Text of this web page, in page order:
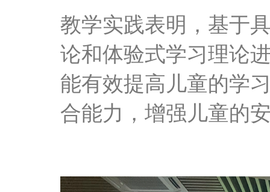
教学实践表明，基于
论和体验式学习理论
能有效提高儿童的学
合能力，增强儿童的